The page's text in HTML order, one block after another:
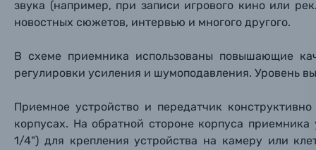
Имя
Тема
Имя
Тема
Аксессуары для фото и видеокамер
Оптические приборы
Вами с
Имя*
звука (например, при записи игрового кино или
новостных сюжетов, интервью и многого другого.
В схеме приемника использованы повышающие
регулировки усиления и шумоподавления. Уровень
Приемное устройство и передатчик
корпусах. На обратной стороне корпуса
1/4") для крепления устройства на камеру или
Имя
Тема